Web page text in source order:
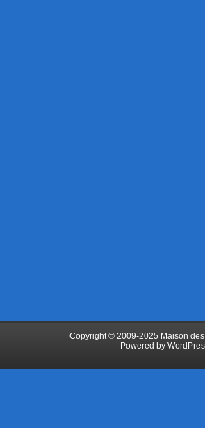
Copyright © 2009-2025 Maison
Powered by